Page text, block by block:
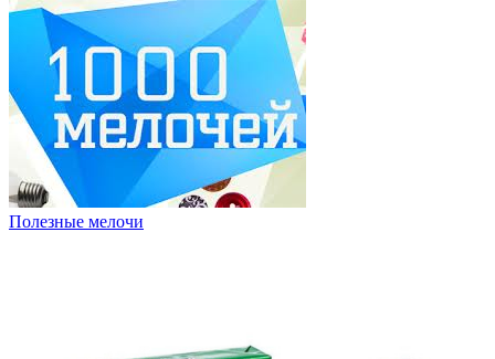
Полезные мелочи